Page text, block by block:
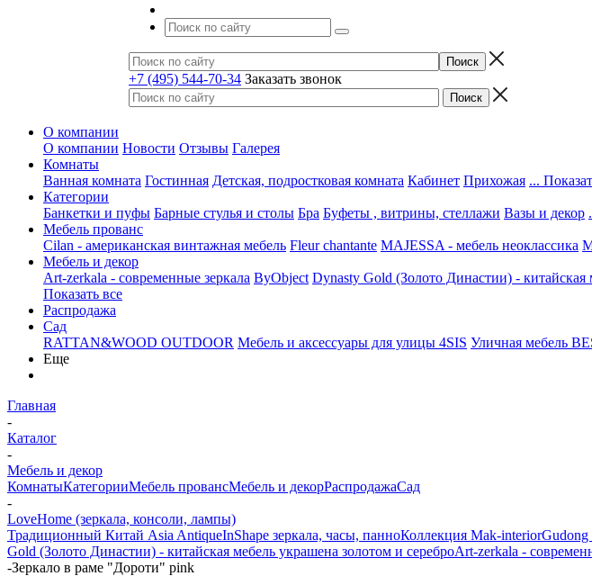
+7 (495) 544-70-34 Заказать звонок
О компании
О компании Новости Отзывы Галерея
Комнаты
Ванная комната Гостинная Детская, подростковая комната Кабинет Прихожая ...
Категории
Банкетки и пуфы Барные стулья и столы Бра Буфеты , витрины, стеллажи Вазы и декор
Мебель прованс
Cilan - американская винтажная мебель Fleur chantante MAJESSA - мебель неоклассика
Мебель и декор
Art-zerkala - современные зеркала ByObject Dynasty Gold (Золото Династии) - китайская
Показать все
Распродажа
Сад
RATTAN&WOOD OUTDOOR Мебель и аксессуары для улицы 4SIS Уличная мебель
Еще
Главная
-
Каталог
-
Мебель и декор
КомнатыКатегорииМебель провансМебель и декорРаспродажаСад
-
LoveHome (зеркала, консоли, лампы)
Традиционный Китай Asia AntiqueInShape зеркала, часы, панноКоллекция Mak-interiorGudong
Gold (Золото Династии) - китайская мебель украшена золотом и сереброArt-zerkala -
-Зеркало в раме "Дороти" pink